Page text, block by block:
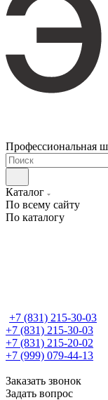
Профессиональная
Каталог
По всему сайту
По каталогу
+7 (831) 215-30-03
+7 (831) 215-30-03
+7 (831) 215-20-02
+7 (999) 079-44-13
Заказать звонок
Задать вопрос